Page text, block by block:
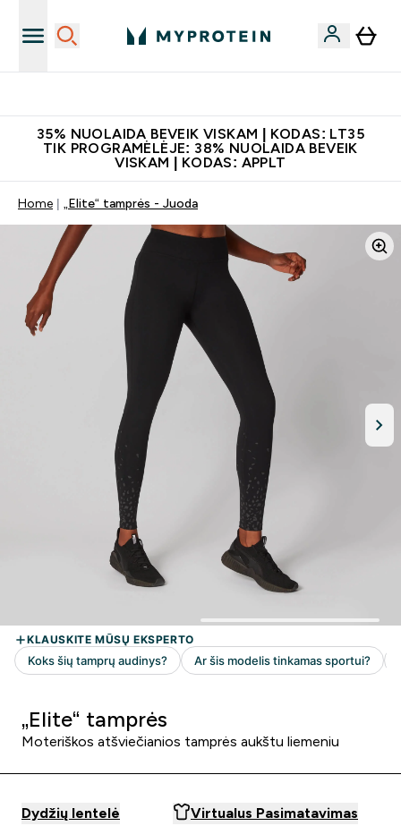
35% NUOLAIDA BEVEIK VISKAM | KODAS: LT35
TIK PROGRAMĖLĖJE: 38% NUOLAIDA BEVEIK
VISKAM | KODAS: APPLT
Home „Elite“ tamprės - Juoda
„Elite“ tamprės
Moteriškos atšviečianios tamprės aukštu liemeniu
Dydžių lentelė Virtualus Pasimatavimas